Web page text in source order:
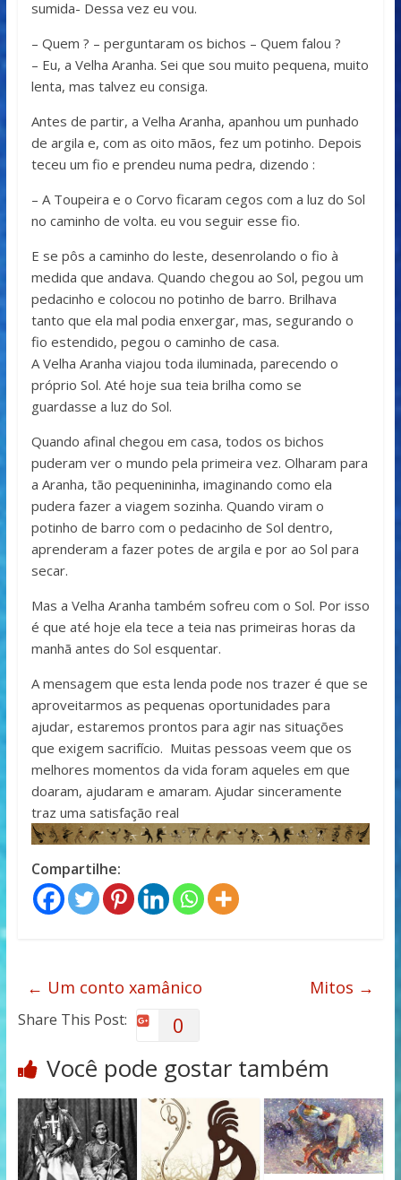
sumida- Dessa vez eu vou.
– Quem ? – perguntaram os bichos – Quem falou ?
– Eu, a Velha Aranha. Sei que sou muito pequena, muito
lenta, mas talvez eu consiga.
Antes de partir, a Velha Aranha, apanhou um punhado
de argila e, com as oito mãos, fez um potinho. Depois
teceu um fio e prendeu numa pedra, dizendo :
– A Toupeira e o Corvo ficaram cegos com a luz do Sol
no caminho de volta. eu vou seguir esse fio.
E se pôs a caminho do leste, desenrolando o fio à
medida que andava. Quando chegou ao Sol, pegou um
pedacinho e colocou no potinho de barro. Brilhava
tanto que ela mal podia enxergar, mas, segurando o
fio estendido, pegou o caminho de casa.
A Velha Aranha viajou toda iluminada, parecendo o
próprio Sol. Até hoje sua teia brilha como se
guardasse a luz do Sol.
Quando afinal chegou em casa, todos os bichos
puderam ver o mundo pela primeira vez. Olharam para
a Aranha, tão pequenininha, imaginando como ela
pudera fazer a viagem sozinha. Quando viram o
potinho de barro com o pedacinho de Sol dentro,
aprenderam a fazer potes de argila e por ao Sol para
secar.
Mas a Velha Aranha também sofreu com o Sol. Por isso
é que até hoje ela tece a teia nas primeiras horas da
manhã antes do Sol esquentar.
A mensagem que esta lenda pode nos trazer é que se
aproveitarmos as pequenas oportunidades para
ajudar, estaremos prontos para agir nas situações
que exigem sacrifício. Muitas pessoas veem que os
melhores momentos da vida foram aqueles em que
doaram, ajudaram e amaram. Ajudar sinceramente
traz uma satisfação real
Compartilhe:
← Um conto xamânico Mitos →
Share This Post: 0
Você pode gostar também